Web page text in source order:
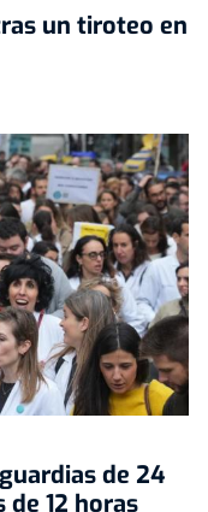
un tiroteo en
de 24
12 horas